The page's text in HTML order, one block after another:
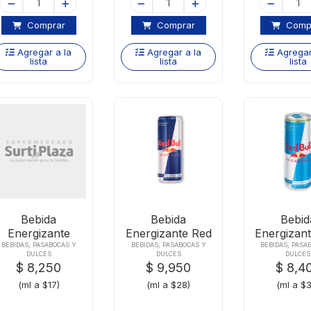
Comprar
Agregar a la
lista
Comprar
Agregar a la
lista
lista
Bebida
Energizante
Ultra Lata
BEBIDAS, PASABOCAS Y
DULCES
$ 8,250
(ml a $17)
Bebida
Energizante Red
Bull 355 Ml
BEBIDAS, PASABOCAS Y
DULCES
$ 9,950
(ml a $28)
Bull
BEBIDAS,
DULCES
$
(ml a